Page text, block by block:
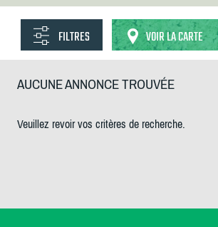
FILTRES VOIR LA CARTE
AUCUNE ANNONCE TROUVÉE
Veuillez revoir vos critères de recherche.